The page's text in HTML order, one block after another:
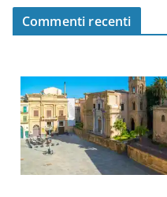
Commenti recenti